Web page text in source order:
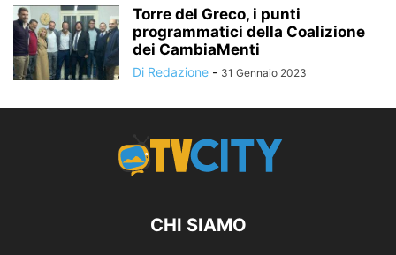
Torre del Greco, i punti
programmatici della Coalizione
dei CambiaMenti
Di Redazione - 31 Gennaio 2023
CHI SIAMO